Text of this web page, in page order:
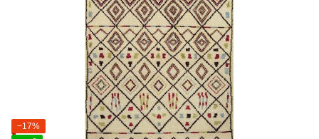
−17%